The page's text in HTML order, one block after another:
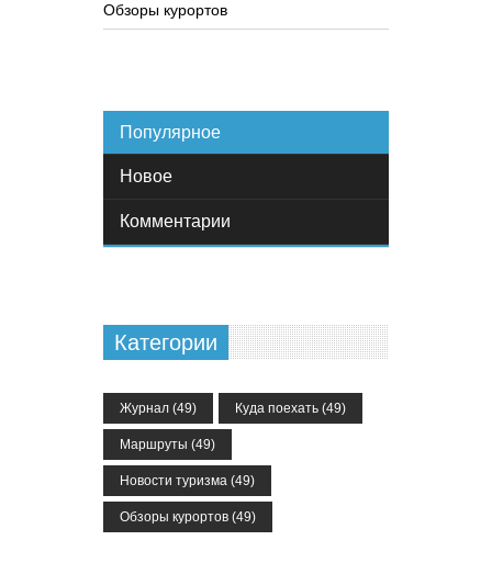
Обзоры курортов
Популярное
Новое
Комментарии
Категории
Журнал (49) Куда поехать (49)
Маршруты (49)
Новости туризма (49)
Обзоры курортов (49)